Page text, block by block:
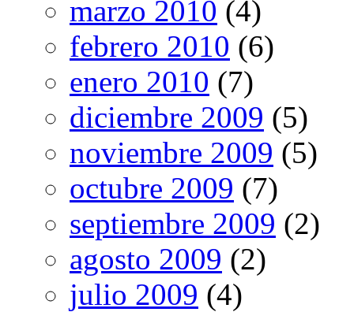
marzo 2010 (4)
febrero 2010 (6)
enero 2010 (7)
diciembre 2009 (5)
noviembre 2009 (5)
octubre 2009 (7)
septiembre 2009 (2)
agosto 2009 (2)
julio 2009 (4)